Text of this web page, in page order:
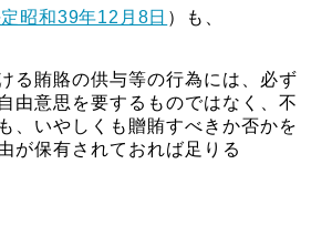
昭和39年12月8日 ）も、
る賄賂の供与等の行為には、必ず
由意思を要するものではなく、不
、いやしくも贈賄すべきか否かを
が保有されておれば足りる